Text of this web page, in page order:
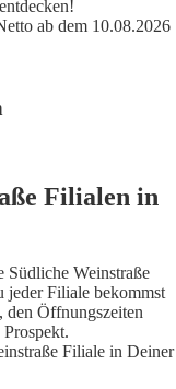
ab dem 10.08.2026
Filialen in
Südliche Weinstraße
jeder Filiale bekommst
Öffnungszeiten
Filiale in Deiner